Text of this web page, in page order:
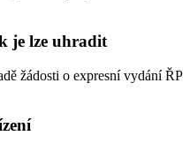
je lze uhradit
žádosti o expresní vydání ŘP